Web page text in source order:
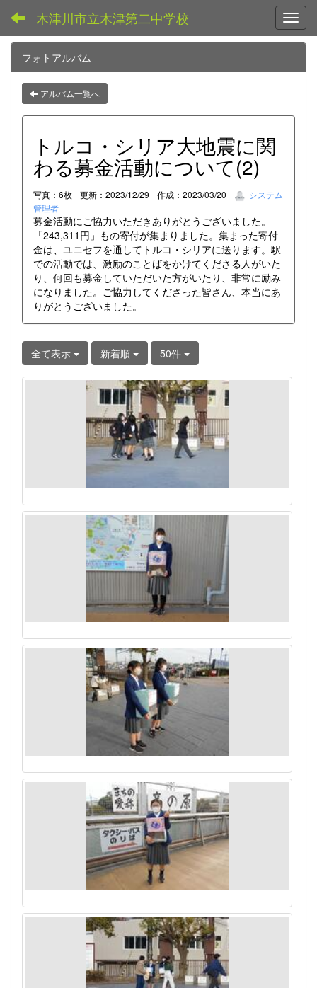
木津川市立木津第二中学校
フォトアルバム
アルバム一覧へ
トルコ・シリア大地震に関
わる募金活動について(2)
写真：6枚 更新：2023/12/29 作成：2023/03/20
システム
管理者
募金活動にご協力いただきありがとうございました。
「243,311円」もの寄付が集まりました。集まった寄付
金は、ユニセフを通してトルコ・シリアに送ります。駅
での活動では、激励のことばをかけてくださる人がいた
り、何回も募金していただいた方がいたり、非常に励み
になりました。ご協力してくださった皆さん、本当にあ
りがとうございました。
全て表示 新着順 50件